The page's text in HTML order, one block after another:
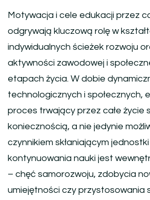
Motywacja i cele edukacji przez
odgrywają kluczową rolę w
indywidualnych ścieżek rozwoju
aktywności zawodowej i
etapach życia. W dobie
technologicznych i społecznych,
proces trwający przez całe życie
koniecznością, a nie jedynie
czynnikiem skłaniającym
kontynuowania nauki jest
– chęć samorozwoju, zdobycia
umiejętności czy przystosowania